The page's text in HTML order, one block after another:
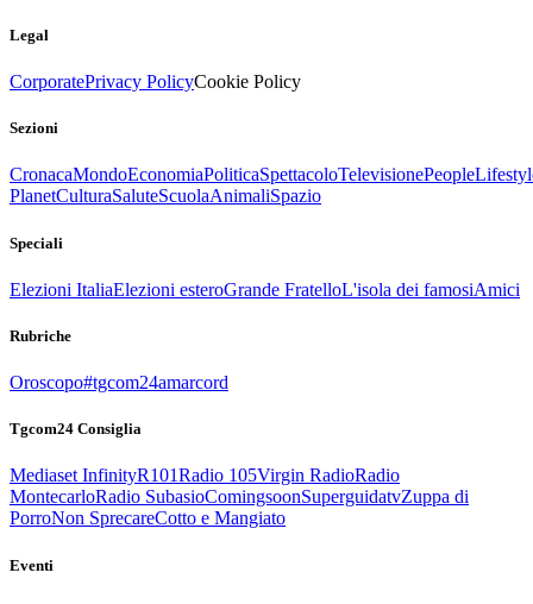
Legal
CorporatePrivacy PolicyCookie Policy
Sezioni
CronacaMondoEconomiaPoliticaSpettacoloTelevisionePeople
PlanetCulturaSaluteScuolaAnimaliSpazio
Speciali
Elezioni ItaliaElezioni esteroGrande FratelloL'isola dei famosiAmici
Rubriche
Oroscopo#tgcom24amarcord
Tgcom24 Consiglia
Mediaset InfinityR101Radio 105Virgin RadioRadio
MontecarloRadio SubasioComingsoonSuperguidatvZuppa di
PorroNon SprecareCotto e Mangiato
Eventi